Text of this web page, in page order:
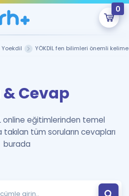
0
Hatırlamıyorum
GİRİŞ YAP
hazırlayacak onlarca eğitim seni
bekliyor!
İngilizce Gramer
Yoekdil YÖKDİL fen bilimleri önemli
& Cevap
online eğitimlerinden temel
takılan tüm soruların cevapları
burada